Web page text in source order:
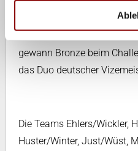
Paul Henning zwei Siege
gewann Bronze beim
das Duo deutscher
Die Teams Ehlers/Wickler,
Huster/Winter, Just/Wüst,